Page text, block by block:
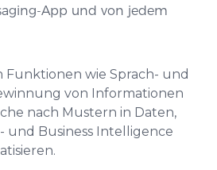
App und von jedem
Funktionen wie Sprach- und
von Informationen
nach Mustern in Daten,
und Business Intelligence